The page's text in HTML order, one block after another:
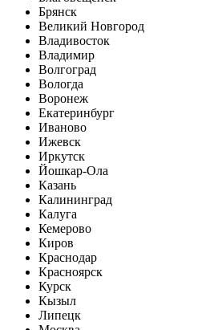
Брянск
Великий Новгород
Владивосток
Владимир
Волгоград
Вологда
Воронеж
Екатеринбург
Иваново
Ижевск
Иркутск
Йошкар-Ола
Казань
Калининград
Калуга
Кемерово
Киров
Краснодар
Красноярск
Курск
Кызыл
Липецк